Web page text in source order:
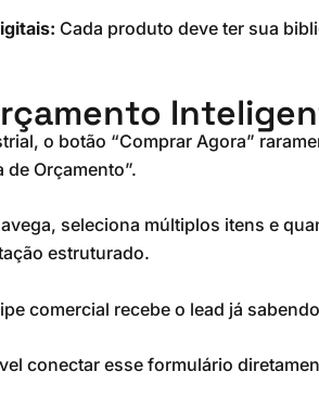
Cada produto deve ter sua
o botão “Comprar Agora”
de Orçamento”.
seleciona múltiplos itens e
estruturado.
comercial recebe o lead já
conectar esse formulário